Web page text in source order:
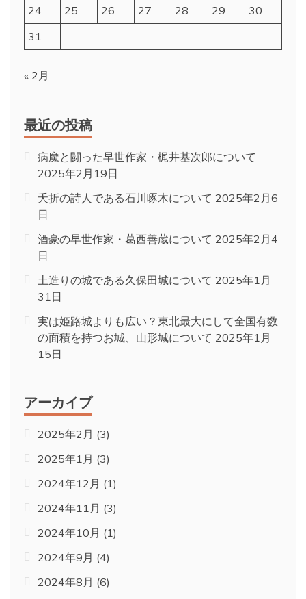
24
25 26 27 28 29
30
31
« 2月
最近の投稿
病魔と闘った早世作家・梶井基次郎について
2025年2月19日
夭折の詩人である石川啄木について 2025年2月6
日
酒豪の早世作家・葛西善蔵について 2025年2月4
日
土造りの城である久保田城について 2025年1月
31日
実は姫路城よりも広い？東北最大にして全国有数
の面積を持つお城、山形城について 2025年1月
15日
アーカイブ
2025年2月 (3)
2025年1月 (3)
2024年12月 (1)
2024年11月 (3)
2024年10月 (1)
2024年9月 (4)
2024年8月 (6)